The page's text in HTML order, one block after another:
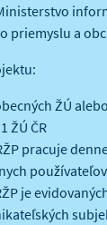
priemyslu a
ŽÚ
ŽÚ ČR
pracuje
používateľov
je